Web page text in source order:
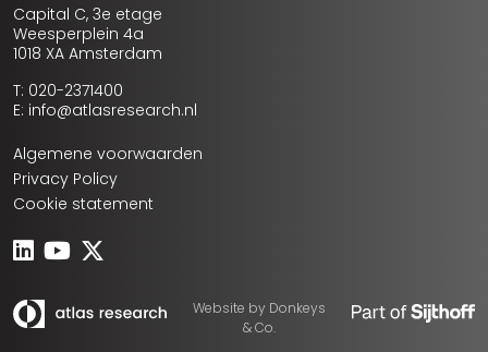
Capital C, 3e etage
Weesperplein 4a
1018 XA Amsterdam
T: 020-2371400
E: info@atlasresearch.nl
Algemene voorwaarden
Privacy Policy
Cookie statement
Website by Donkeys
& Co.